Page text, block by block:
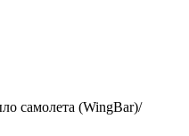
самолета (WingBar)/